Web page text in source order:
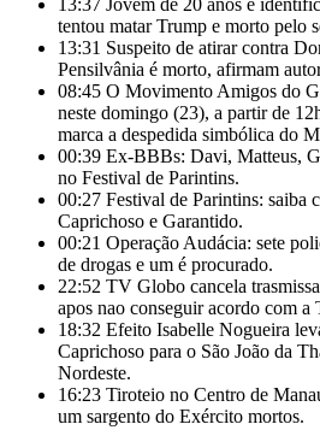
13:37 Jovem de 20 anos é
tentou matar Trump e morto pelo
13:31 Suspeito de atirar contra
Pensilvânia é morto, afirmam
08:45 O Movimento Amigos do
neste domingo (23), a partir de
marca a despedida simbólica do
00:39 Ex-BBBs: Davi, Matteus,
no Festival de Parintins.
00:27 Festival de Parintins: saiba
Caprichoso e Garantido.
00:21 Operação Audácia: sete
de drogas e um é procurado.
22:52 TV Globo cancela
apos nao conseguir acordo com
18:32 Efeito Isabelle Nogueira
Caprichoso para o São João da
Nordeste.
16:23 Tiroteio no Centro de
um sargento do Exército mortos.